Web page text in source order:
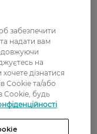
забезпечити
надати вам
на
дізнатися
Cookie та/або
Cookie, будь